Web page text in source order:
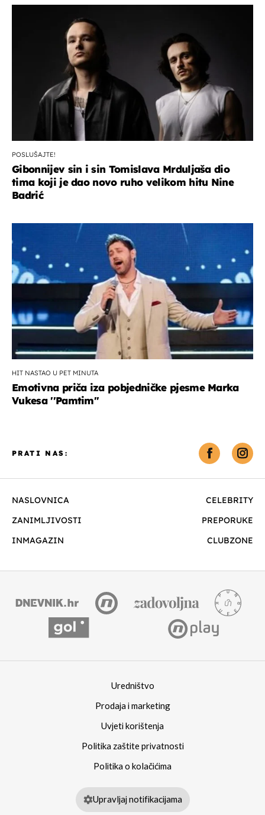
POSLUŠAJTE!
Gibonnijev sin i sin Tomislava Mrduljaša dio
tima koji je dao novo ruho velikom hitu Nine
Badrić
HIT NASTAO U PET MINUTA
Emotivna priča iza pobjedničke pjesme Marka
Vukesa ''Pamtim''
NASLOVNICA
CELEBRITY
ZANIMLJIVOSTI
PREPORUKE
INMAGAZIN
CLUBZONE
PRATI NAS:
Uredništvo
Prodaja i marketing
Uvjeti korištenja
Politika zaštite privatnosti
Politika o kolačićima
Upravljaj notifikacijama